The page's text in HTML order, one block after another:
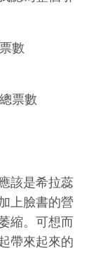
數
票數
該是希拉蕊
上臉書的營
縮。可想而
帶來起來的